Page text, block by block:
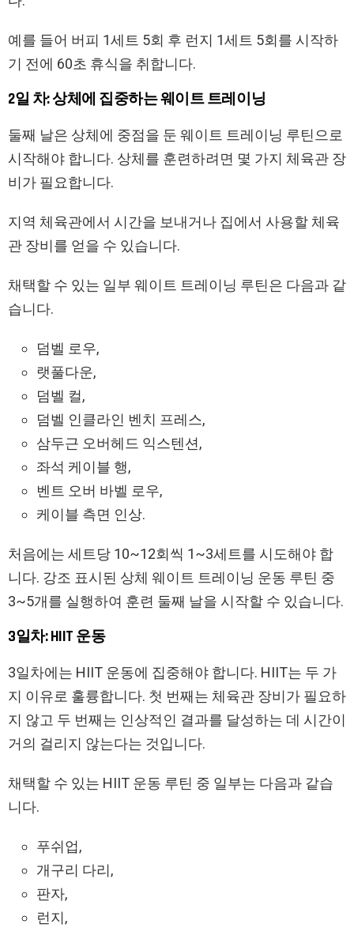
예를 들어 버피 1세트 5회 후 런지 1세트 5회를 시작하
기 전에 60초 휴식을 취합니다.
2일 차: 상체에 집중하는 웨이트 트레이닝
둘째 날은 상체에 중점을 둔 웨이트 트레이닝 루틴으로
시작해야 합니다. 상체를 훈련하려면 몇 가지 체육관 장
비가 필요합니다.
지역 체육관에서 시간을 보내거나 집에서 사용할 체육
관 장비를 얻을 수 있습니다.
채택할 수 있는 일부 웨이트 트레이닝 루틴은 다음과 같
습니다.
덤벨 로우,
랫풀다운,
덤벨 컬,
덤벨 인클라인 벤치 프레스,
삼두근 오버헤드 익스텐션,
좌석 케이블 행,
벤트 오버 바벨 로우,
케이블 측면 인상.
처음에는 세트당 10~12회씩 1~3세트를 시도해야 합
니다. 강조 표시된 상체 웨이트 트레이닝 운동 루틴 중
3~5개를 실행하여 훈련 둘째 날을 시작할 수 있습니다.
3일차: HIIT 운동
3일차에는 HIIT 운동에 집중해야 합니다. HIIT는 두 가
지 이유로 훌륭합니다. 첫 번째는 체육관 장비가 필요하
지 않고 두 번째는 인상적인 결과를 달성하는 데 시간이
거의 걸리지 않는다는 것입니다.
채택할 수 있는 HIIT 운동 루틴 중 일부는 다음과 같습
니다.
푸쉬업,
개구리 다리,
판자,
런지,